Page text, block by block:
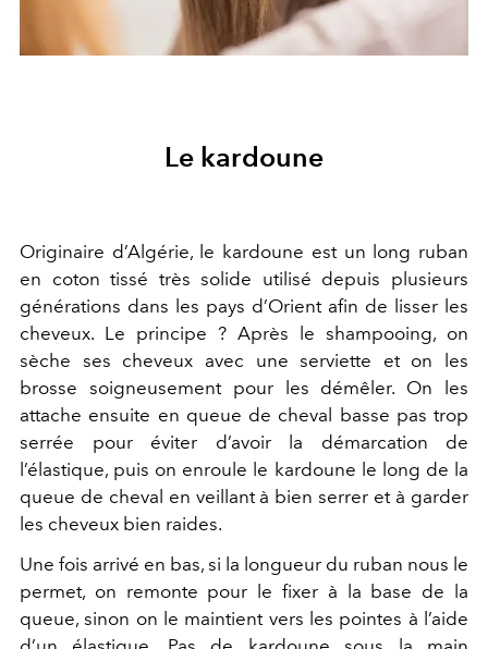
Le kardoune
Originaire d’Algérie, le kardoune est un long ruban
en coton tissé très solide utilisé depuis plusieurs
générations dans les pays d’Orient afin de lisser les
cheveux. Le principe ? Après le shampooing, on
sèche ses cheveux avec une serviette et on les
brosse soigneusement pour les démêler. On les
attache ensuite en queue de cheval basse pas trop
serrée pour éviter d’avoir la démarcation de
l’élastique, puis on enroule le kardoune le long de la
queue de cheval en veillant à bien serrer et à garder
les cheveux bien raides.
Une fois arrivé en bas, si la longueur du ruban nous le
permet, on remonte pour le fixer à la base de la
queue, sinon on le maintient vers les pointes à l’aide